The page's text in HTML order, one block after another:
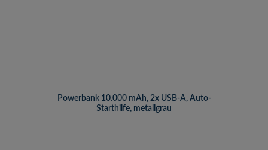
Powerbank 10.000 mAh, 2x USB-A, Auto-
Starthilfe, metallgrau